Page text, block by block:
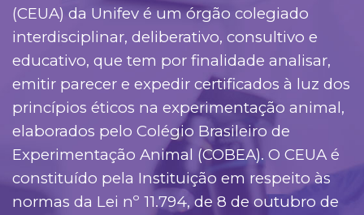
(CEUA) da Unifev é um órgão colegiado
interdisciplinar, deliberativo, consultivo e
educativo, que tem por finalidade analisar,
emitir parecer e expedir certificados à luz dos
princípios éticos na experimentação animal,
elaborados pelo Colégio Brasileiro de
Experimentação Animal (COBEA). O CEUA é
constituído pela Instituição em respeito às
normas da Lei nº 11.794, de 8 de outubro de